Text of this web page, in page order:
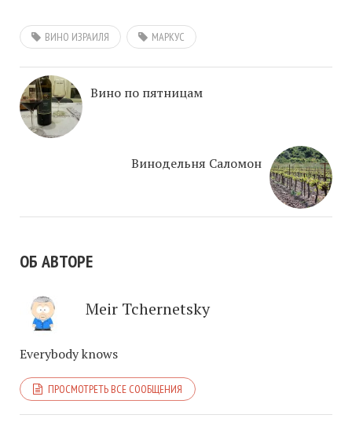
ВИНО ИЗРАИЛЯ МАРКУС
Вино по пятницам
Винодельня Саломон
ОБ АВТОРЕ
Meir Tchernetsky
Everybody knows
ПРОСМОТРЕТЬ ВСЕ СООБЩЕНИЯ